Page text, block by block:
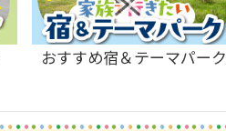
おすすめ宿＆テーマパーク